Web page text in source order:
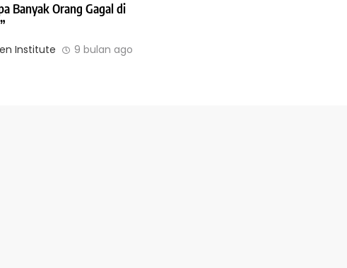
Banyak Orang Gagal di
Institute 9 bulan ago